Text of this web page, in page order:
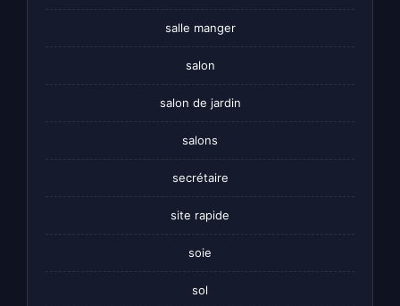
salle manger
salon
salon de jardin
salons
secrétaire
site rapide
soie
sol